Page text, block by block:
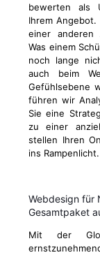
bewerten als
Ihrem
einer anderen
Was einem
noch lange
auch beim
Gefühlsebene
führen wir
Sie eine
zu einer
stellen Ihren
ins Rampenlicht.
Webdesign für
Gesamtpaket
Mit der